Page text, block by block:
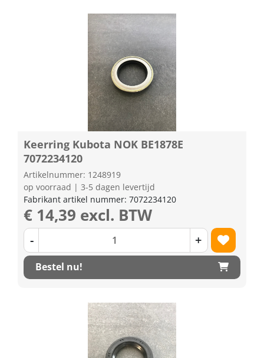
Keerring Kubota NOK BE1878E
7072234120
Artikelnummer: 1248919
op voorraad | 3-5 dagen levertijd
Fabrikant artikel nummer: 7072234120
€ 14,39 excl. BTW
- +
Bestel nu!